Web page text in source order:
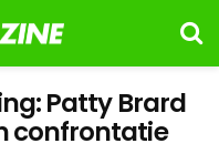
Patty Brard
confrontatie